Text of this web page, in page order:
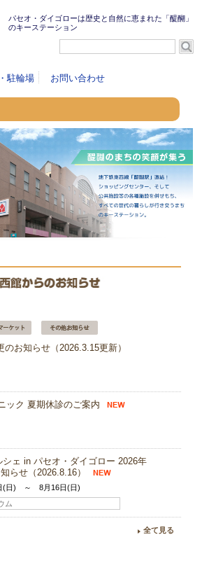
パセオ・ダイゴローは歴史と自然に恵まれた「醍醐」
のキーステーション
駐輪場 お問い合わせ
のお知らせ（2026.3.15更新）
ック 夏期休診のご案内
シェ in パセオ・ダイゴロー 2026年
らせ（2026.8.16）
(日) ～ 8月16日(日)
ム
全て見る